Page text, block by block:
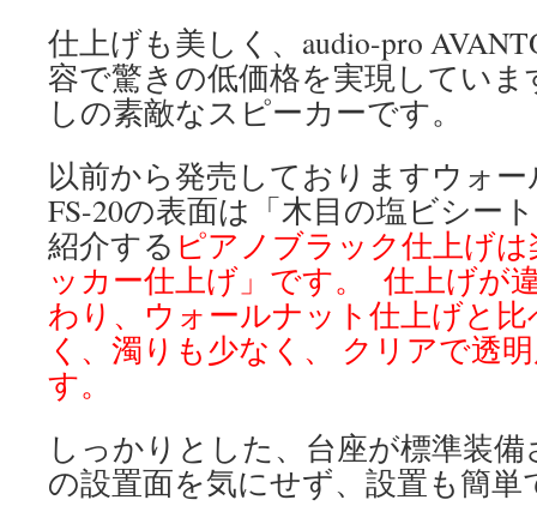
仕上げも美しく、audio-pro
容で驚きの低価格を実現してい
しの素敵なスピーカーです。
以前から発売しておりますウォ
FS-20の表面は「木目の塩ビシー
紹介する ピアノブラック仕上げ
ッカー仕上げ」です。
仕上げが
わり、ウォールナット仕上げと
く、濁りも少なく、
クリアで透
す。
しっかりとした、台座が標準装
の設置面を気にせず、設置も簡単